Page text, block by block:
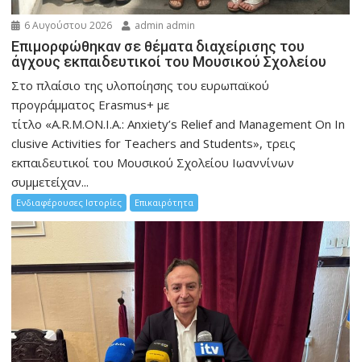
6 Αυγούστου 2026 admin admin
Eπιμορφώθηκαν σε θέματα διαχείρισης του
άγχους εκπαιδευτικοί του Μουσικού Σχολείου
Στο πλαίσιο της υλοποίησης του ευρωπαϊκού
προγράμματος Erasmus+ με
τίτλο «A.R.M.ON.I.A.: Anxiety’s Relief and Management On In
clusive Activities for Teachers and Students», τρεις
εκπαιδευτικοί του Μουσικού Σχολείου Ιωαννίνων
συμμετείχαν...
Ενδιαφέρουσες Ιστορίες Επικαιρότητα